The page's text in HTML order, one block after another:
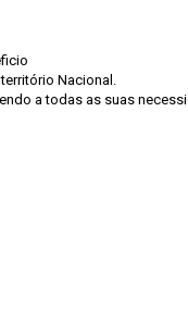
Nacional.
a todas as suas